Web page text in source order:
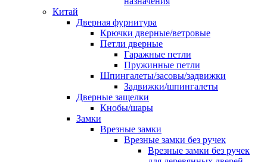
Китай
Дверная фурнитура
Крючки дверные/ветровые
Петли дверные
Гаражные петли
Пружинные петли
Шпингалеты/засовы/задвижки
Задвижки/шпингалеты
Дверные защелки
Кнобы/шары
Замки
Врезные замки
Врезные замки без ручек
Врезные замки без ручек